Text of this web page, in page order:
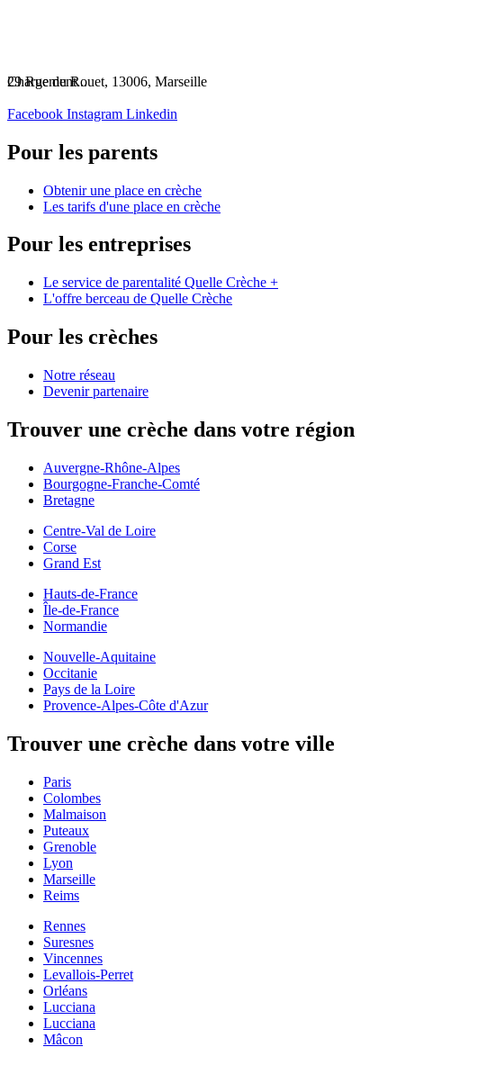
Chargement...
29 Rue du Rouet, 13006, Marseille
Facebook Instagram Linkedin
Pour les parents
Obtenir une place en crèche
Les tarifs d'une place en crèche
Pour les entreprises
Le service de parentalité Quelle Crèche +
L'offre berceau de Quelle Crèche
Pour les crèches
Notre réseau
Devenir partenaire
Trouver une crèche dans votre région
Auvergne-Rhône-Alpes
Bourgogne-Franche-Comté
Bretagne
Centre-Val de Loire
Corse
Grand Est
Hauts-de-France
Île-de-France
Normandie
Nouvelle-Aquitaine
Occitanie
Pays de la Loire
Provence-Alpes-Côte d'Azur
Trouver une crèche dans votre ville
Paris
Colombes
Malmaison
Puteaux
Grenoble
Lyon
Marseille
Reims
Rennes
Suresnes
Vincennes
Levallois-Perret
Orléans
Lucciana
Lucciana
Mâcon